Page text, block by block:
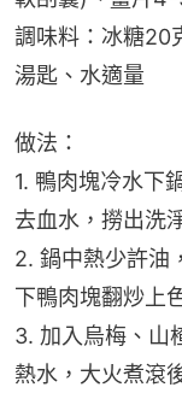
調味料：冰糖20
湯匙、水適量
做法：
1. 鴨肉塊冷水下
去血水，撈出洗
2. 鍋中熱少許油
下鴨肉塊翻炒上
3. 加入烏梅、山
熱水，大火煮滾